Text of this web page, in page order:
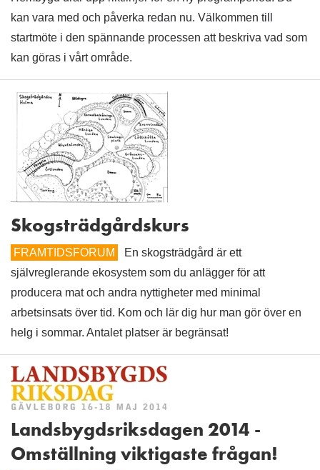
kan vara med och påverka redan nu. Välkommen till
startmöte i den spännande processen att beskriva vad som
kan göras i vårt område.
Skogsträdgårdskurs
FRAMTIDSFORUM
En skogsträdgård är ett
självreglerande ekosystem som du anlägger för att
producera mat och andra nyttigheter med minimal
arbetsinsats över tid. Kom och lär dig hur man gör över en
helg i sommar. Antalet platser är begränsat!
Landsbygdsriksdagen 2014 -
Omställning viktigaste frågan!